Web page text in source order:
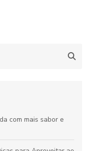
com mais sabor e